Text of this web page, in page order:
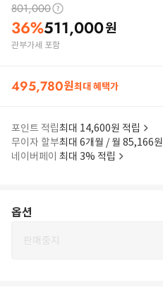
801,000
36%511,000원
관부가세 포함
495,780원최대 혜택가
포인트 적립최대 14,600원 적립
무이자 할부최대 6개월 / 월 85,166원
네이버페이 최대 3% 적립
옵션
판매중지